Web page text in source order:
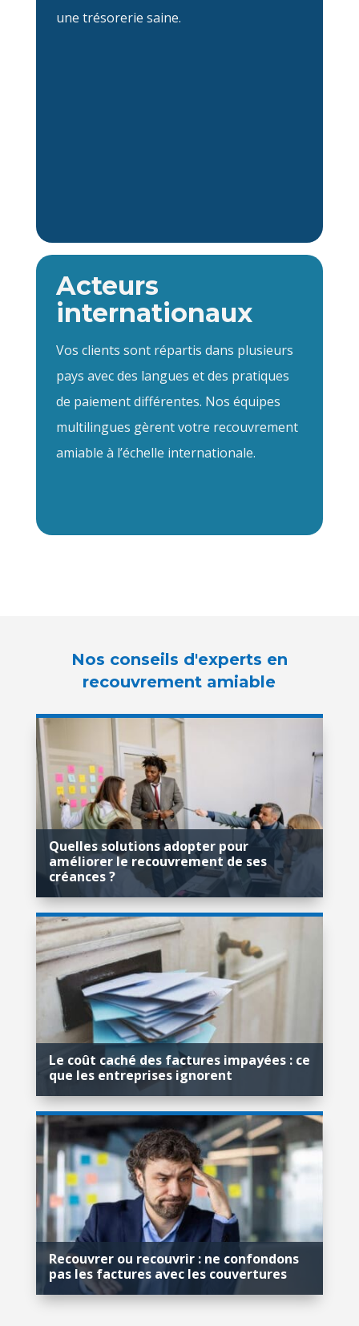
une trésorerie saine.
Acteurs
internationaux
Vos clients sont répartis dans plusieurs
pays avec des langues et des pratiques
de paiement différentes. Nos équipes
multilingues gèrent votre recouvrement
amiable à l’échelle internationale.
Nos conseils d'experts en
recouvrement amiable